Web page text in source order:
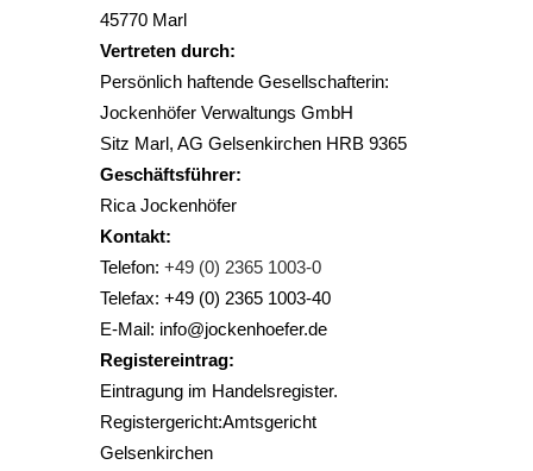
45770 Marl
Vertreten durch:
Persönlich haftende Gesellschafterin:
Jockenhöfer Verwaltungs GmbH
Sitz Marl, AG Gelsenkirchen HRB 9365
Geschäftsführer:
Rica Jockenhöfer
Kontakt:
Telefon: +49 (0) 2365 1003-0
Telefax: +49 (0) 2365 1003-40
E-Mail: info@jockenhoefer.de
Registereintrag:
Eintragung im Handelsregister.
Registergericht:Amtsgericht
Gelsenkirchen